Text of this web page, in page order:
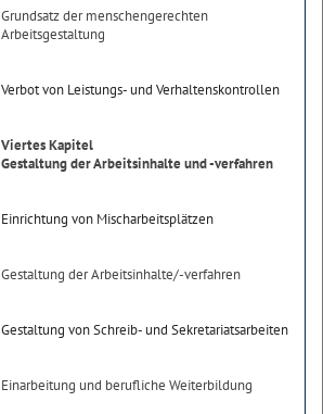
Grundsatz der menschengerechten
Arbeitsgestaltung
Verbot von Leistungs- und Verhaltenskontrollen
Viertes Kapitel
Gestaltung der Arbeitsinhalte und -verfahren
Einrichtung von Mischarbeitsplätzen
Gestaltung der Arbeitsinhalte/-verfahren
Gestaltung von Schreib- und Sekretariatsarbeiten
Einarbeitung und berufliche Weiterbildung